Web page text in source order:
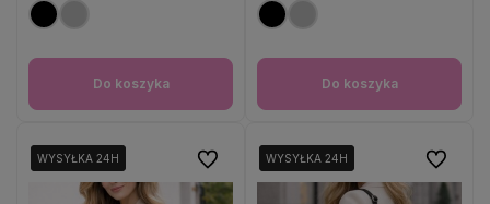
Do koszyka Do koszyka
WYSYŁKA 24H
WYSYŁKA 24H Do ulubionychWYSYŁKA 24H
WYSYŁKA 24H Do